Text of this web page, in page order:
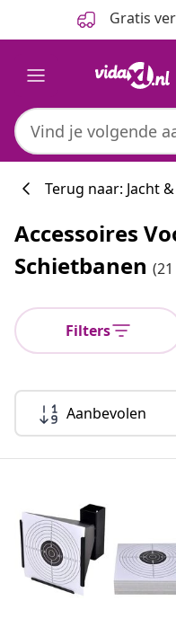
Gratis
Terug naar: Jacht
Accessoires
Schietbanen
Filters
Aanbevolen